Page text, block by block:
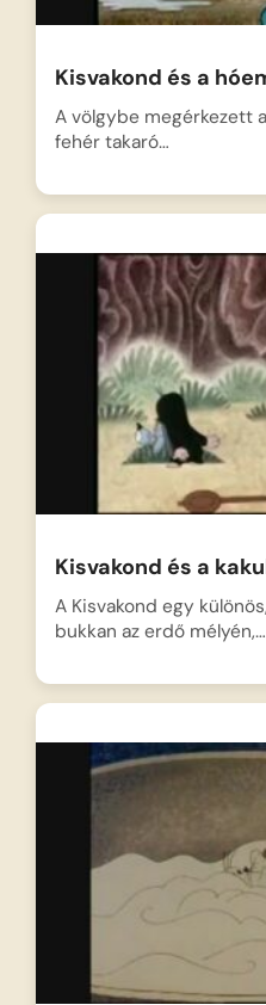
Kisvakond és a
A völgybe megérkezett
fehér takaró…
Kisvakond és a
A Kisvakond egy
bukkan az erdő mélyén,…